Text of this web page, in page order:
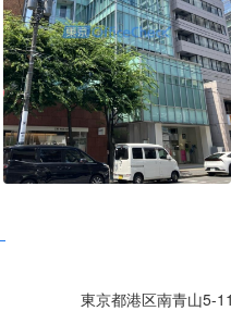
東京都港区南青山5-